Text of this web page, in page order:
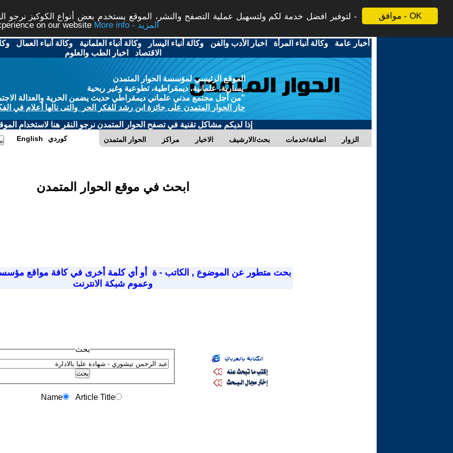
موافق - OK
لتوفير افضل خدمة لكم ولتسهيل عملية التصفح والنشر، الموقع يستخدم بعض أنواع الكوكيز نرجو
on our website
More info - المزيد
أخبار عامة -وكالة أنباء المرأة - اخبار الأدب والفن -وكالة أنباء اليسار -وكالة أنباء العلمانية -وكالة أنباء العمال -
الاقتصاد - اخبار الطب والعلوم
الموقع الرئيسي لمؤسسة الحوار المتمدن
يسارية، علمانية، ديمقراطية، تطوعية وغير ربحية
"من أجل مجتمع مدني علماني ديمقراطي حديث يضمن الحرية والعدالة
حاز الحوار المتمدن على جائزة ابن رشد للفكر الحر والتى نالها أعلام في
إذا لديكم مشاكل تقنية في تصفح الحوار المتمدن نرجو النقر هنا لاستخدام
الحوار المتمدن مراكز الاخبار بحث/الارشيف اضافة/خدمات الزوار English كوردي
ابحث في موقع الحوار المتمدن
بحت متطور عن الموضوع , الكاتب - ة
أو أي كلمة أخرى في كافة مواقع
وعموم شبكة الانترنت
بحث
Name Article Title